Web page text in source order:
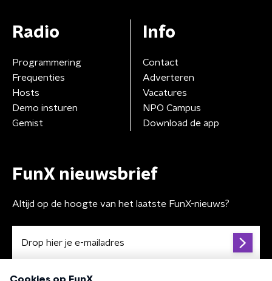
Radio
Programmering
Frequenties
Hosts
Demo insturen
Gemist
Info
Contact
Adverteren
Vacatures
NPO Campus
Download de app
FunX nieuwsbrief
Altijd op de hoogte van het laatste FunX-nieuws?